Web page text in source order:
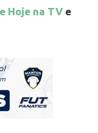
Hoje na TV e